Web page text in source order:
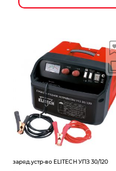
заряд.устр-во ELITECH УПЗ 30/120